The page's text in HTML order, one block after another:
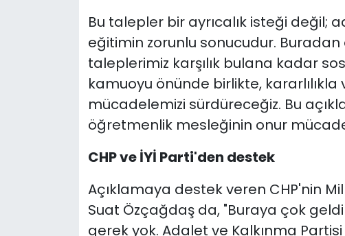
Bu talepler bir ayrıcalık isteği değil;
eğitimin zorunlu sonucudur. Buradan
taleplerimiz karşılık bulana kadar
kamuoyu önünde birlikte,
mücadelemizi sürdüreceğiz. Bu
öğretmenlik mesleğinin onur
CHP ve İYİ Parti'den destek
Açıklamaya destek veren CHP'nin
Suat Özçağdaş da, "Buraya çok
gerek yok. Adalet ve Kalkınma